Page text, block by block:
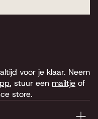
voor je klaar. Neem
, stuur een mailtje of
store.